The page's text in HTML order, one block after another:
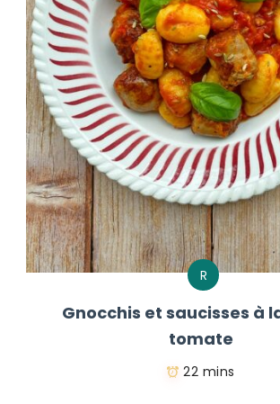
R
Gnocchis et saucisses à
tomate
22 mins